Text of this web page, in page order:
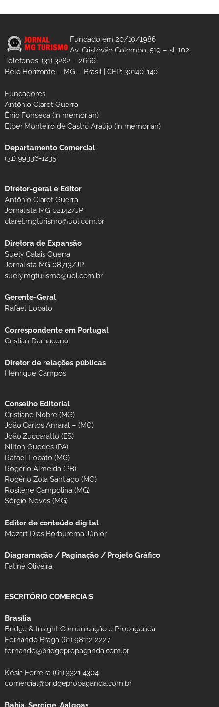
Fundado em 20/10/1986
Av. Cristóvão Colombo, 519 – sl. 102
Telefones: (31) 3282 – 2666
Belo Horizonte – MG – Brasil | CEP: 30140-140
Fundadores
Antônio Claret Guerra
Ênio Fonseca (in memorian)
Elber Monteiro de Castro Araújo (in memorian)
Departamento Comercial
(31) 99336-1235
Diretor-geral e Editor
Antônio Claret Guerra
Jornalista MG 02142/JP
claret.mgturismo@uol.com.br
Diretora de Expansão
Suely Calais Guerra
Jornalista MG 08713/JP
suely.mgturismo@uol.com.br
Gerente-Geral
Rafael Lobato
Correspondente em Portugal
Cristian Damaceno
Diretor de relações públicas
Henrique Campos
Conselho Editorial
Cristiane Nobre (MG)
João Carlos Amaral – (MG)
João Zuccaratto (ES)
Nilton Guedes (PA)
Rafael Lobato (MG)
Rogério Almeida (PB)
Rogério Zola Santiago (MG)
Rosilene Campolina (MG)
Sérgio Neves (MG)
Editor de conteúdo digital
Mozart Dias Borburema Júnior
Diagramação / Paginação / Projeto Gráfico
Fatine Oliveira
ESCRITÓRIO COMERCIAIS
Brasília
Bridge & Insight Comunicação e Propaganda
Fernando Braga (61) 98112 2227
fernando@bridgepropaganda.com.br
Késia Ferreira (61) 3321 4304
comercial@bridgepropaganda.com.br
Bahia, Sergipe, Aalgoas,